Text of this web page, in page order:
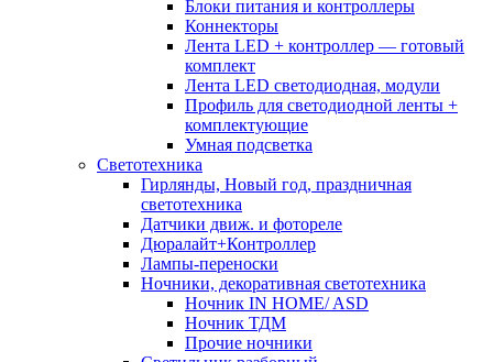
Блоки питания и контроллеры
Коннекторы
Лента LED + контроллер — готовый
комплект
Лента LED светодиодная, модули
Профиль для светодиодной ленты +
комплектующие
Умная подсветка
Светотехника
Гирлянды, Новый год, праздничная
светотехника
Датчики движ. и фотореле
Дюралайт+Контроллер
Лампы-переноски
Ночники, декоративная светотехника
Ночник IN HOME/ ASD
Ночник ТДМ
Прочие ночники